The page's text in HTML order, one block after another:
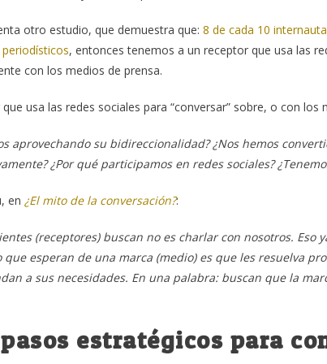
otro estudio, que demuestra que: 8 de cada 10
, entonces tenemos a un receptor que usa las
con los medios de prensa.
usa las redes sociales para “conversar” sobre, o con
aprovechando su bidireccionalidad? ¿Nos hemos
¿Por qué participamos en redes sociales?
en ¿El mito de la conversación?:
(receptores) buscan no es charlar con nosotros. Eso
que esperan de una marca (medio) es que les resuelva
a sus necesidades. En una palabra: buscan que la
estratégicos para